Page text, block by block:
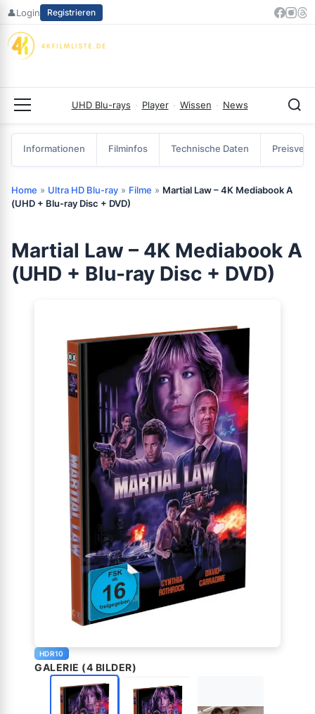
Zum
springen
👤Login Registrieren
UHD Blu-rays · Player · Wissen · News
Informationen Filminfos Technische Daten
Home » Ultra HD Blu-ray » Filme » Martial Law – 4K Mediabook A
(UHD + Blu-ray Disc + DVD)
Martial Law – 4K Mediabook A
(UHD + Blu-ray Disc + DVD)
HDR10
GALERIE (4 BILDER)